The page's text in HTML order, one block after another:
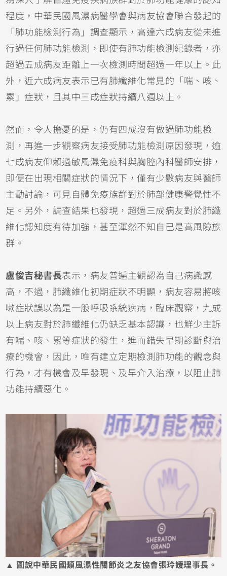
程度，中華民國風濕病醫學會與病友協會聯合發起的
「肺功能檢測行為」調查顯示，高達六成病友從未進
行過任何肺功能檢測，即使有肺功能檢測紀錄者，亦
超過五成病友距離上一次檢測時間超過一年以上。此
外，近六成病友表示已有肺纖維化常見的「喘、咳、
累」症狀，且其中三成症狀持續八週以上。
然而，令人擔憂的是，仍有四成沒有做過肺功能檢
測，再進一步觀察病友接受肺功能檢測原因發現，逾
七成病友仰賴過敏風濕免疫科與胸腔內科醫師安排，
即便在出現相關症狀的情況下，僅有少數病友與醫師
主動討論，可見自體免疫族群對於肺部健康警覺性不
足。另外，調查結果也發現，超過三成病友對於肺纖
維化認知度有待加強，甚至渾然不知自己是高風險族
群。
盧俊吉秘書長表示，病友普遍主觀認為自己病識感
高，不過，肺纖維化初期症狀不明顯，病友容易將咳
嗽症狀誤以為是一般呼吸系統疾病，臨床觀察，九成
以上病友對於肺纖維化仍缺乏基本認識，也鮮少主訴
有喘、咳、累等症狀的發生，進而錯失早期診斷與治
療的機會，因此，唯有建立定期檢測肺功能的觀念與
行為，才有機會及早發現、及早介入治療，以阻止肺
功能持續惡化。
▲ 圖說中華民國類風濕性關節炎之友協會張玲媛理事長。